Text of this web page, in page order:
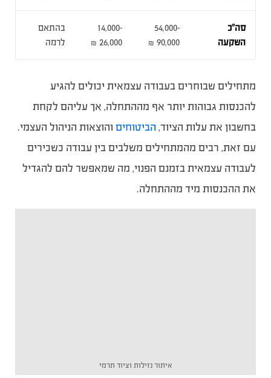
סה”כ
השקעה
54,000-
90,000 ₪
14,000-
26,000 ₪
בהתאם
לרמה
מתחילים שבוחרים בעבודה עצמאית יכולים להגיע
להכנסות גבוהות יותר אף מההתחלה, אך עליהם לקחת
בחשבון את עלות הציוד, הביטוחים והוצאות הניהול העצמי.
עם זאת, רבים מהמתחילים משלבים בין עבודה כשכירים
לעבודה עצמאית בזמנם הפנוי, מה שמאפשר להם להגדיל
את ההכנסות מיד מההתחלה.
איתור נזילות וציוד תרמי